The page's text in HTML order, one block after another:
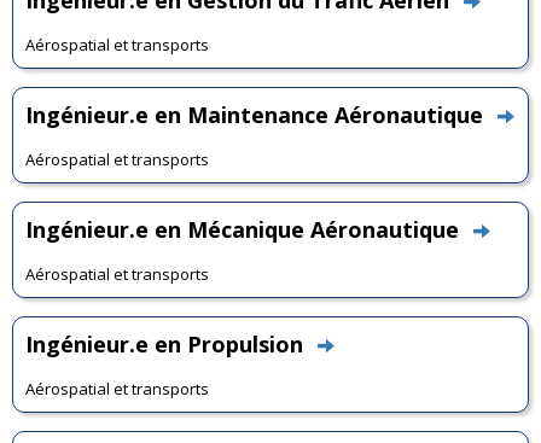
Aérospatial et transports
Ingénieur.e en Maintenance Aéronautique
Aérospatial et transports
Ingénieur.e en Mécanique Aéronautique
Aérospatial et transports
Ingénieur.e en Propulsion
Aérospatial et transports